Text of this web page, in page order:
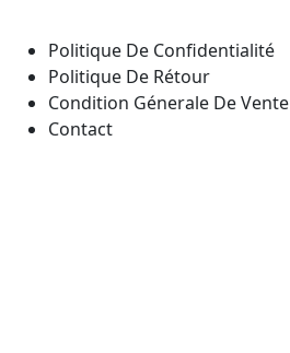
Politique De Confidentialité
Politique De Rétour
Condition Génerale De Vente
Contact